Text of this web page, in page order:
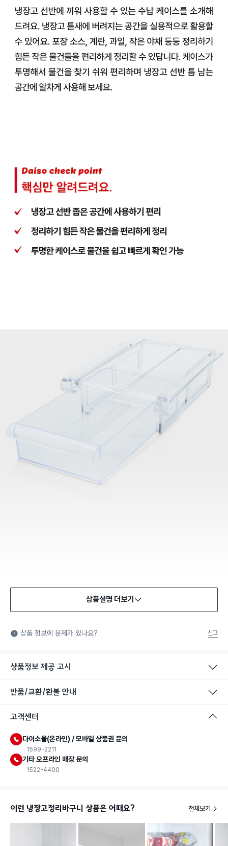
상품설명 더보기
상품 정보에 문제가 있나요? 신고
상품정보 제공 고시
반품/교환/환불 안내
고객센터
다이소몰(온라인) / 모바일 상품권 문의
1599-2211
기타 오프라인 매장 문의
1522-4400
이런 냉장고정리바구니 상품은 어때요? 전체보기